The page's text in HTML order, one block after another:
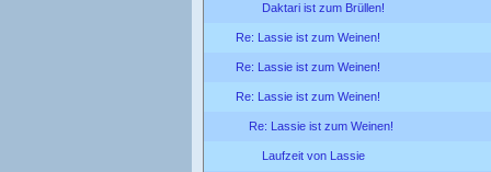
Daktari ist zum Brüllen!
Re: Lassie ist zum Weinen!
Re: Lassie ist zum Weinen!
Re: Lassie ist zum Weinen!
Re: Lassie ist zum Weinen!
Laufzeit von Lassie